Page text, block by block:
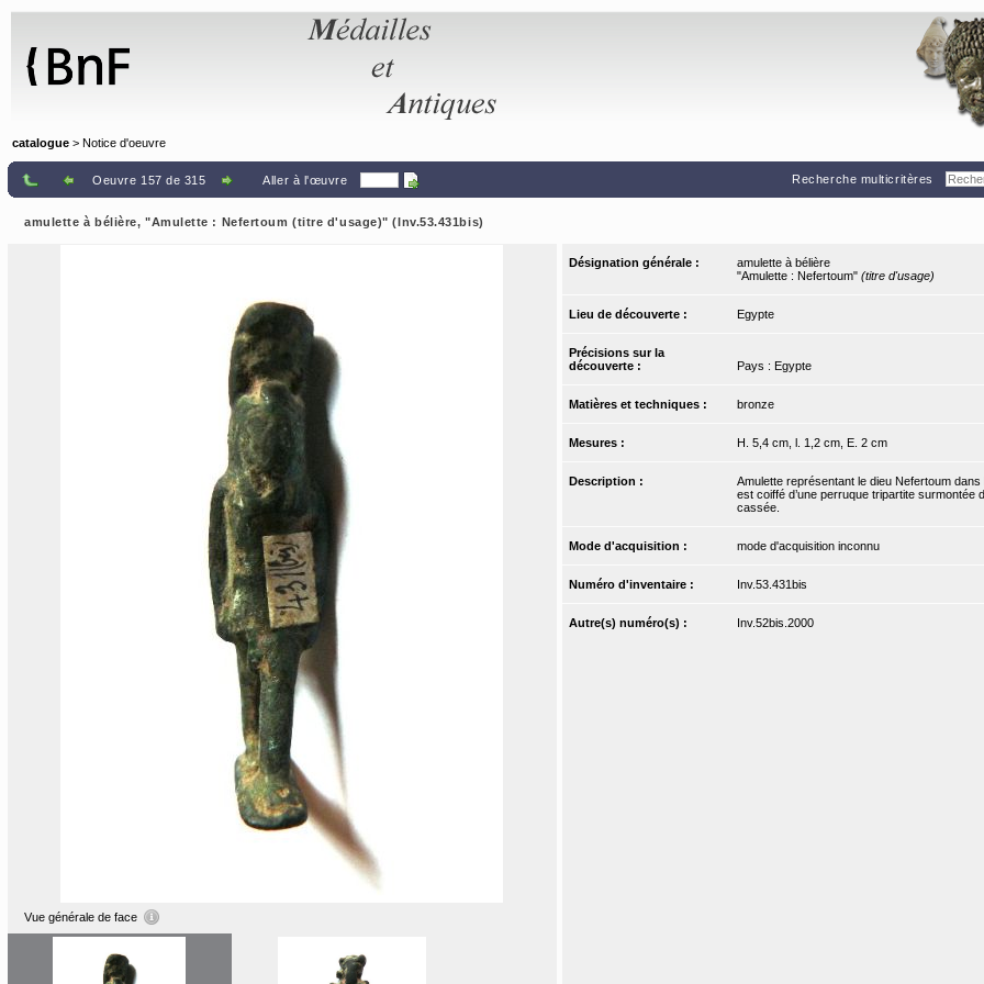
catalogue > Notice d'oeuvre
Oeuvre 157 de 315 Aller à l'œuvre Recherche multicritères
amulette à bélière, "Amulette : Nefertoum (titre d'usage)" (Inv.53.431bis)
Vue générale de face
Désignation générale :
amulette à bélière
"Amulette : Nefertoum" (titre d'usage)
Lieu de découverte : Egypte
Précisions sur la
découverte :
Pays : Egypte
Matières et techniques : bronze
Mesures : H. 5,4 cm, l. 1,2 cm, E. 2 cm
Description :
Amulette représentant le dieu Nefertoum
est coiffé d’une perruque tripartite surmontée
cassée.
Mode d'acquisition : mode d'acquisition inconnu
Numéro d'inventaire : Inv.53.431bis
Autre(s) numéro(s) : Inv.52bis.2000